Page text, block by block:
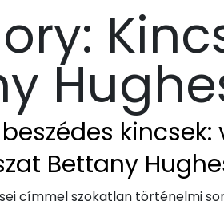
Bettany
címmel szokatlan történelmi